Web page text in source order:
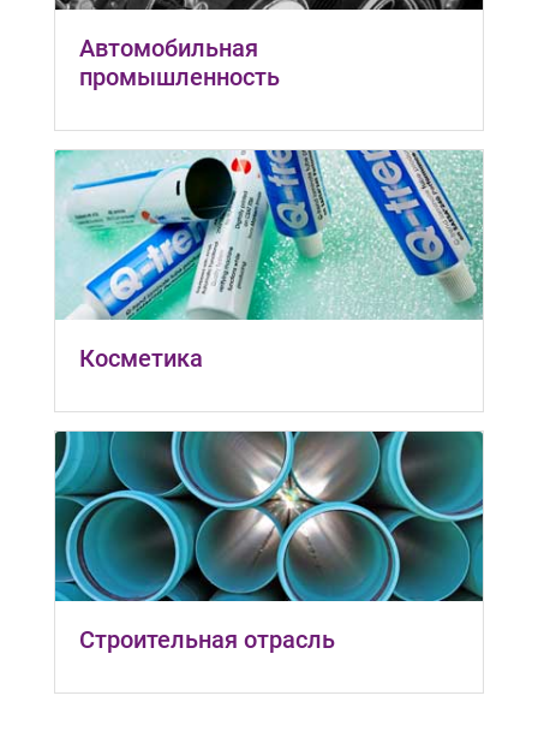
Автомобильная
промышленность
Косметика
Строительная отрасль